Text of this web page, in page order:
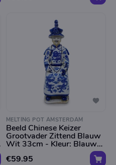
MELTING POT AMSTERDAM
Beeld Chinese Keizer
Grootvader Zittend Blauw
Wit 33cm - Kleur: Blauw
€59.95